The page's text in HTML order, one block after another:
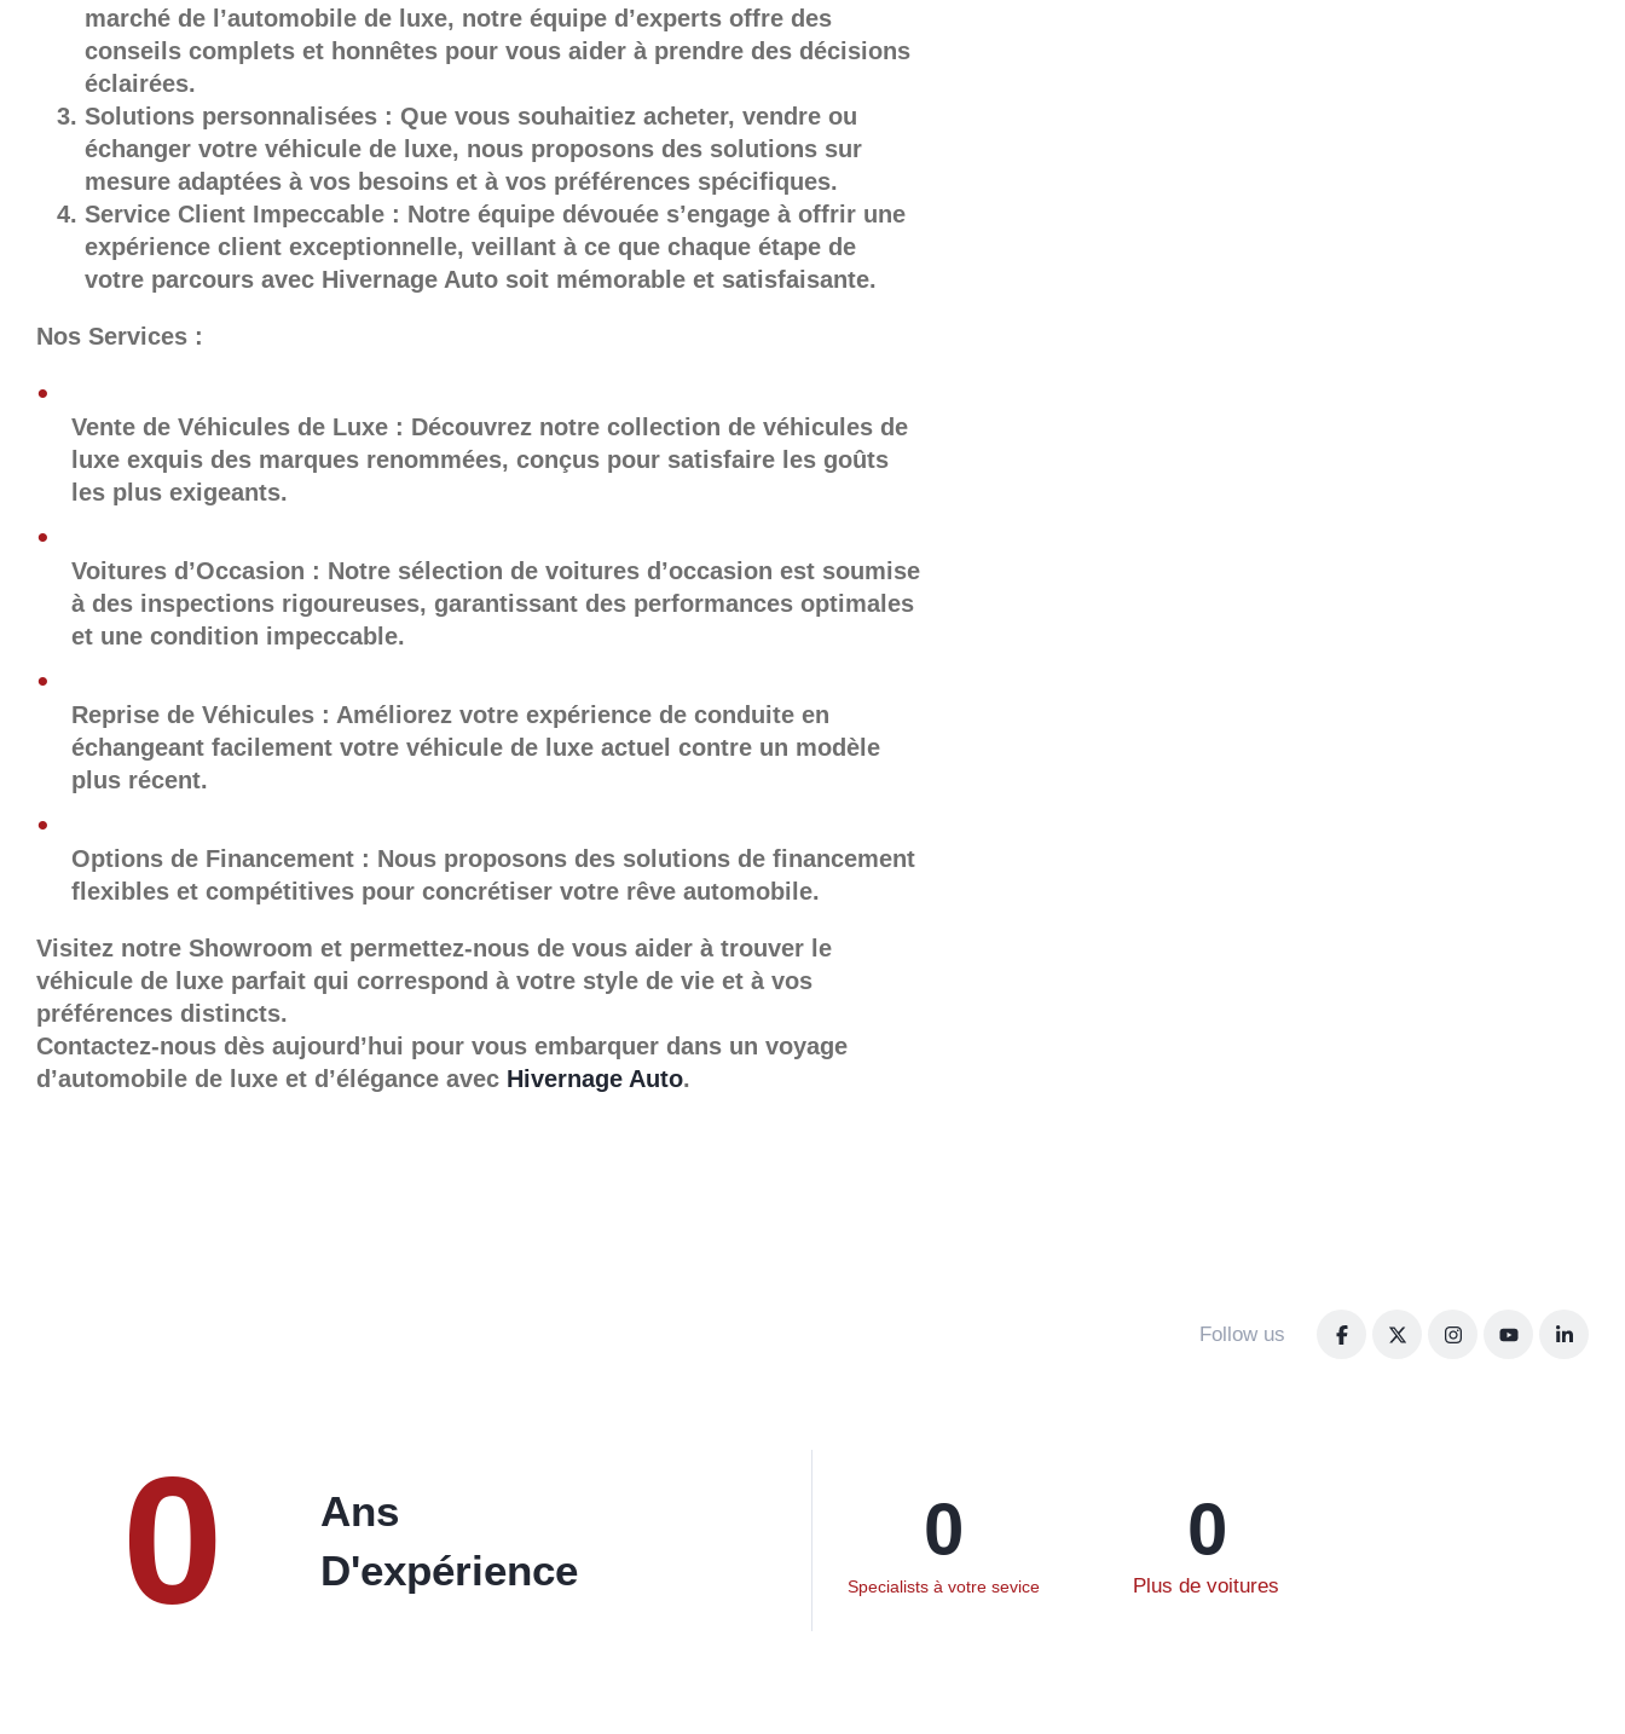
marché de l’automobile de luxe, notre équipe d’experts offre des
conseils complets et honnêtes pour vous aider à prendre des décisions
éclairées.
Solutions personnalisées : Que vous souhaitiez acheter, vendre ou
échanger votre véhicule de luxe, nous proposons des solutions sur
mesure adaptées à vos besoins et à vos préférences spécifiques.
Service Client Impeccable : Notre équipe dévouée s’engage à offrir une
expérience client exceptionnelle, veillant à ce que chaque étape de
votre parcours avec Hivernage Auto soit mémorable et satisfaisante.
Nos Services :
Vente de Véhicules de Luxe : Découvrez notre collection de véhicules de
luxe exquis des marques renommées, conçus pour satisfaire les goûts
les plus exigeants.
Voitures d’Occasion : Notre sélection de voitures d’occasion est soumise
à des inspections rigoureuses, garantissant des performances optimales
et une condition impeccable.
Reprise de Véhicules : Améliorez votre expérience de conduite en
échangeant facilement votre véhicule de luxe actuel contre un modèle
plus récent.
Options de Financement : Nous proposons des solutions de financement
flexibles et compétitives pour concrétiser votre rêve automobile.
Visitez notre Showroom et permettez-nous de vous aider à trouver le
véhicule de luxe parfait qui correspond à votre style de vie et à vos
préférences distincts.
Contactez-nous dès aujourd’hui pour vous embarquer dans un voyage
d’automobile de luxe et d’élégance avec Hivernage Auto.
Follow us
0
Ans
D'expérience
Specialists à votre sevice
0
Plus de voitures
0